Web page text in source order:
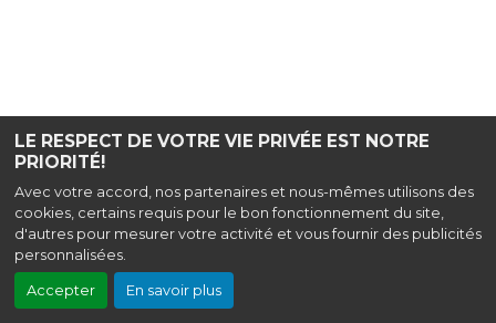
LE RESPECT DE VOTRE VIE PRIVÉE EST NOTRE
PRIORITÉ!
Avec votre accord, nos partenaires et nous-mêmes utilisons des
cookies, certains requis pour le bon fonctionnement du site,
d'autres pour mesurer votre activité et vous fournir des publicités
personnalisées.
Accepter En savoir plus